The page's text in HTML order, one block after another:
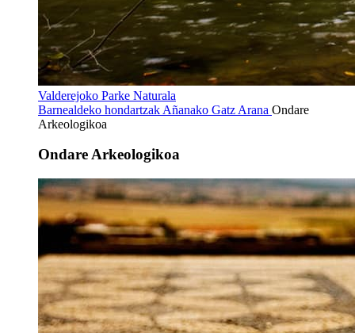
Valderejoko Parke Naturala
Barnealdeko hondartzak Añanako Gatz Arana Ondare
Arkeologikoa
Ondare Arkeologikoa